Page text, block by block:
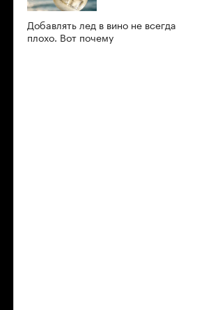
Добавлять лед в вино не всегда
плохо. Вот почему